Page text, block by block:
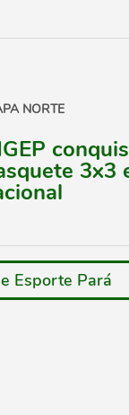
NORTE
3x3
Esporte Pará